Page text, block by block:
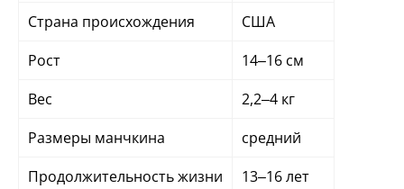
Страна происхождения
США
Рост
14–16 см
Вес
2,2–4 кг
Размеры манчкина
средний
Продолжительность жизни
13–16 лет